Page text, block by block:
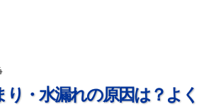
り・水漏れの原因は？よく